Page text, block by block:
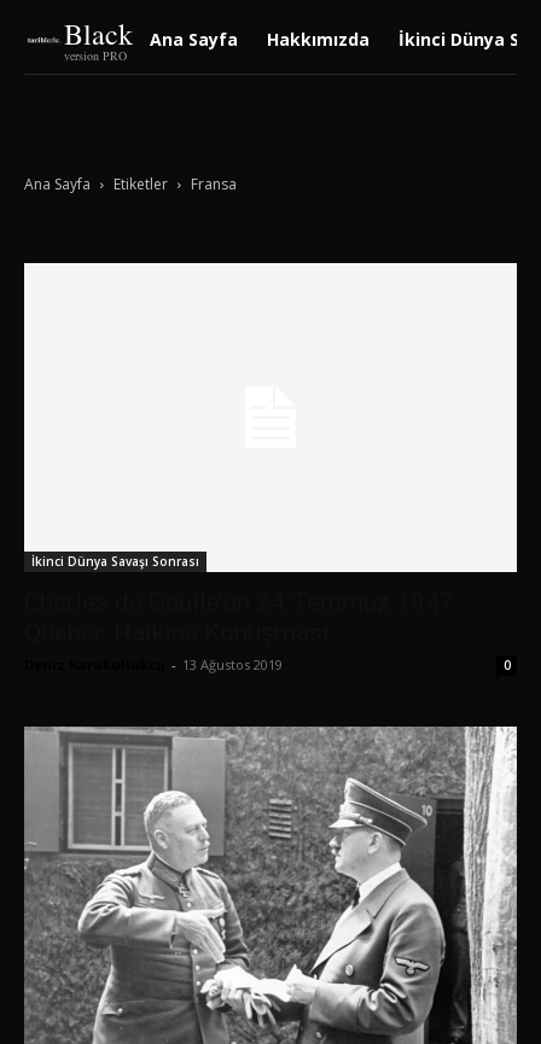
Black
version PRO
Ana Sayfa Hakkımızda İkinci Dünya
Ana Sayfa Etiketler Fransa
İkinci Dünya Savaşı Sonrası
- 13 Ağustos 2019 0